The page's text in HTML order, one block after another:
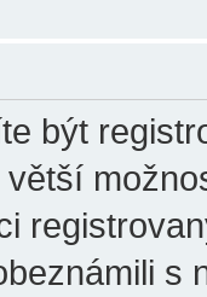
být
s